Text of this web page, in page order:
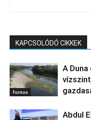
KAPCSOLÓDÓ CIKKEK
Fontos
A
Abdul